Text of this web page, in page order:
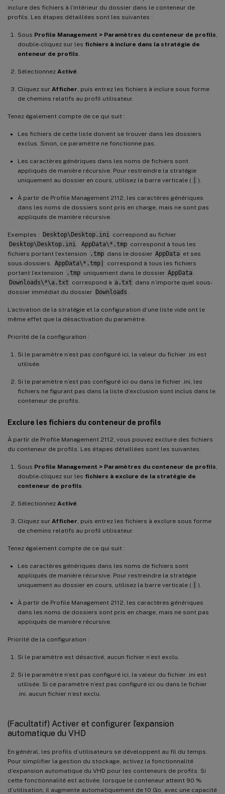
inclure des fichiers à l’intérieur du dossier dans le conteneur de
profils. Les étapes détaillées sont les suivantes :
Sous Profile Management > Paramètres du conteneur de profils
double-cliquez sur les fichiers à inclure dans la stratégie de
onteneur de profils
Sélectionnez Activé
Cliquez sur Afficher , puis entrez les fichiers à inclure sous forme
de chemins relatifs au profil utilisateur.
Tenez également compte de ce qui suit :
Les fichiers de cette liste doivent se trouver dans les dossiers
exclus. Sinon, ce paramètre ne fonctionne pas.
Les caractères génériques dans les noms de fichiers sont
appliqués de manière récursive. Pour restreindre la stratégie
uniquement au dossier en cours, utilisez la barre verticale (
).
À partir de Profile Management 2112, les caractères génériques
dans les noms de dossiers sont pris en charge, mais ne sont pas
appliqués de manière récursive.
Exemples : Desktop\Desktop.ini
correspond au fichier
Desktop\Desktop.ini
AppData\*.tmp correspond à tous les
fichiers portant l’extension
.tmp dans le dossier AppData et ses
sous-dossiers.
AppData\*.tmp|
correspond à tous les fichiers
portant l’extension
.tmp uniquement dans le dossier AppData
Downloads\*\a.txt correspond à a.txt dans n’importe quel sous-
dossier immédiat du dossier Downloads
L’activation de la stratégie et la configuration d’une liste vide ont le
même effet que la désactivation du paramètre.
Priorité de la configuration :
Si le paramètre n’est pas configuré ici, la valeur du fichier .ini est
utilisée.
Si le paramètre n’est pas configuré ici ou dans le fichier .ini, les
fichiers ne figurant pas dans la liste d’exclusion sont inclus dans le
conteneur de profils.
Exclure les fichiers du conteneur de profils
À partir de Profile Management 2112, vous pouvez exclure des fichiers
du conteneur de profils. Les étapes détaillées sont les suivantes.
Sous Profile Management > Paramètres du conteneur de profils
double-cliquez sur les fichiers à exclure de la stratégie de
conteneur de profils
Sélectionnez Activé
Cliquez sur Afficher , puis entrez les fichiers à exclure sous forme
de chemins relatifs au profil utilisateur.
Tenez également compte de ce qui suit :
Les caractères génériques dans les noms de fichiers sont
appliqués de manière récursive. Pour restreindre la stratégie
uniquement au dossier en cours, utilisez la barre verticale (
).
À partir de Profile Management 2112, les caractères génériques
dans les noms de dossiers sont pris en charge, mais ne sont pas
appliqués de manière récursive.
Priorité de la configuration :
Si le paramètre est désactivé, aucun fichier n’est exclu.
Si le paramètre n’est pas configuré ici, la valeur du fichier .ini est
utilisée. Si ce paramètre n’est pas configuré ici ou dans le fichier
.ini, aucun fichier n’est exclu.
(Facultatif) Activer et configurer l’expansion
automatique du VHD
En général, les profils d’utilisateurs se développent au fil du temps.
Pour simplifier la gestion du stockage, activez la fonctionnalité
d’expansion automatique du VHD pour les conteneurs de profils. Si
cette fonctionnalité est activée, lorsque le conteneur atteint 90 %
d’utilisation, il augmente automatiquement de 10 Go, avec une capacité